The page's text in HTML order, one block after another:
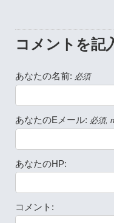
コメントを記
あなたの名前: 必須
あなたのEメール: 必須,
あなたのHP:
コメント: